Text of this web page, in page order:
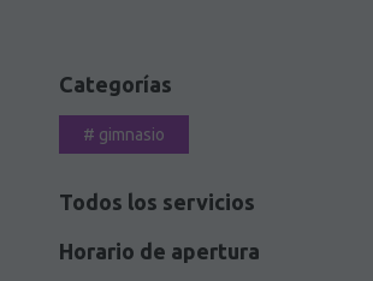
Categorías
# gimnasio
Todos los servicios
Horario de apertura